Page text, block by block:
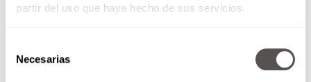
partir del uso que haya hecho de sus servicios.
Necesarias
son para...